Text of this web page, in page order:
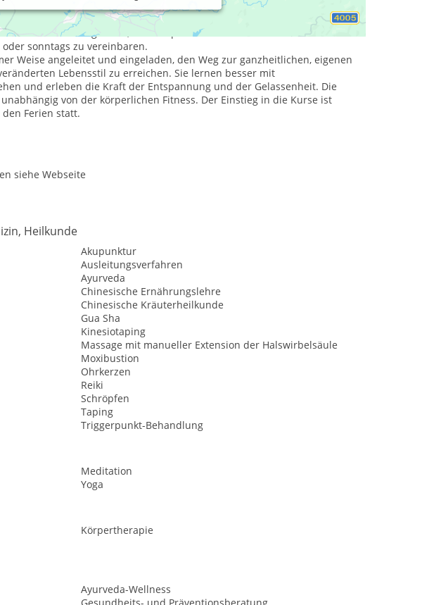
zusammen aus passiven, dem Yoga entnommenen Streckpositionen,
Druckpunktmassagen oder entspannenden Ölmassagen.
Behandlungsraum, mit entspannender Musik. Es besteht die
sonntags zu vereinbaren.
Weise angeleitet und eingeladen, den Weg zur ganzheitlichen, eigenen
Lebensstil zu erreichen. Sie lernen besser mit
und erleben die Kraft der Entspannung und der Gelassenheit. Die
von der körperlichen Fitness. Der Einstieg in die Kurse ist
Ferien statt.
siehe Webseite
Heilkunde
Akupunktur
Ausleitungsverfahren
Ayurveda
Chinesische Ernährungslehre
Chinesische Kräuterheilkunde
Gua Sha
Kinesiotaping
Massage mit manueller Extension der Halswirbelsäule
Moxibustion
Ohrkerzen
Reiki
Schröpfen
Taping
Triggerpunkt-Behandlung
Meditation
Yoga
Körpertherapie
Ayurveda-Wellness